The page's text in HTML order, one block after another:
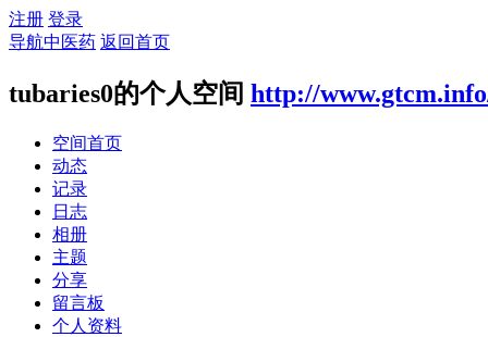
注册 登录
导航中医药 返回首页
tubaries0的个人空间 http://
空间首页
动态
记录
日志
相册
主题
分享
留言板
个人资料